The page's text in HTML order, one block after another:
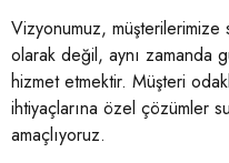
Vizyonumuz, müşterilerimize
olarak değil, aynı zamanda
hizmet etmektir. Müşteri
ihtiyaçlarına özel çözümler
amaçlıyoruz.